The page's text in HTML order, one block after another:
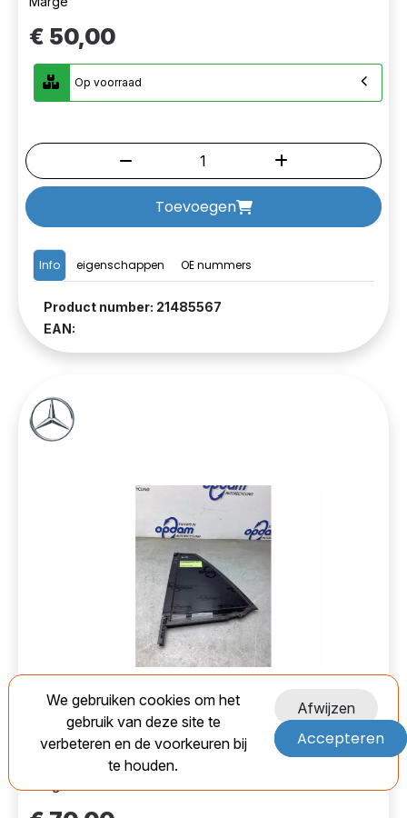
Info eigenschappen OE nummers
Product number: 21485567
EAN:
€ 50,00
Op voorraad
Toevoegen
Mercedes 22313112 Driehoeks
Ruit links-achter-8296650
EAN:
We gebruiken cookies om het
gebruik van deze site te
verbeteren en de voorkeuren bij
te houden.
Afwijzen
Accepteren